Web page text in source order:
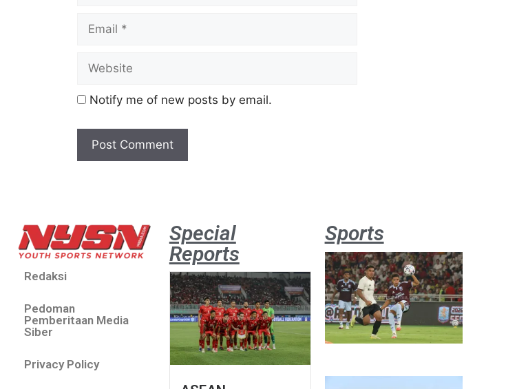
Notify me of new posts by email.
Redaksi
Pedoman
Pemberitaan Media
Siber
Privacy Policy
Special
Reports
Sports